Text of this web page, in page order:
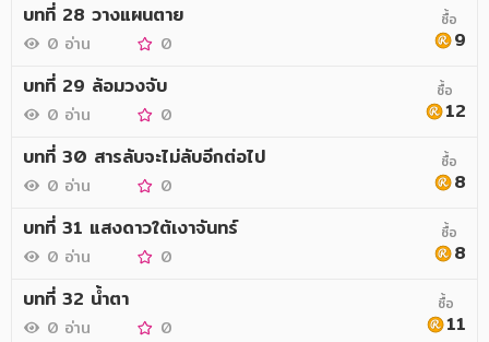
บทที่ 28 วางแผนตาย
0 อ่าน 0
ซื้อ
9
บทที่ 29 ล้อมวงจับ
0 อ่าน 0
ซื้อ
12
บทที่ 30 สารลับจะไม่ลับอีกต่อไป
0 อ่าน 0
ซื้อ
8
บทที่ 31 แสงดาวใต้เงาจันทร์
0 อ่าน 0
ซื้อ
8
บทที่ 32 น้ำตา
0 อ่าน 0
ซื้อ
11